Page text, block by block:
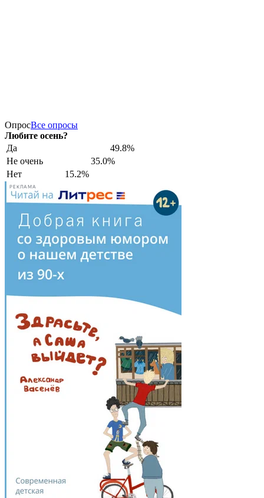
ОпросВсе опросы
Любите осень?
Да
49.8%
Не очень
35.0%
Нет
15.2%
РЕКЛАМА